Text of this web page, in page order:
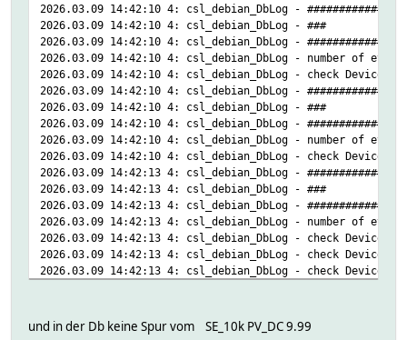
2026.03.09 14:42:10 4: csl_debian_DbLog -
2026.03.09 14:42:10 4:
2026.03.09 14:42:10 4: csl_debian_DbLog -
2026.03.09 14:42:10 4: csl_debian_DbLog - number of
2026.03.09 14:42:10 4: csl_debian_DbLog - check Device:
2026.03.09 14:42:10 4: csl_debian_DbLog -
2026.03.09 14:42:10 4:
2026.03.09 14:42:10 4: csl_debian_DbLog -
2026.03.09 14:42:10 4: csl_debian_DbLog - number of
2026.03.09 14:42:10 4: csl_debian_DbLog - check Device:
2026.03.09 14:42:13 4: csl_debian_DbLog -
2026.03.09 14:42:13 4:
2026.03.09 14:42:13 4: csl_debian_DbLog -
2026.03.09 14:42:13 4: csl_debian_DbLog - number of
2026.03.09 14:42:13 4: csl_debian_DbLog - check Device:
2026.03.09 14:42:13 4: csl_debian_DbLog - check Device:
2026.03.09 14:42:13 4: csl_debian_DbLog - check Device:
2026.03.09 14:42:13 4: csl_debian_DbLog - check Device:
2026.03.09 14:42:13 4: csl_debian_DbLog - check Device:
und in der Db keine Spur vom SE_10k PV_DC 9.99